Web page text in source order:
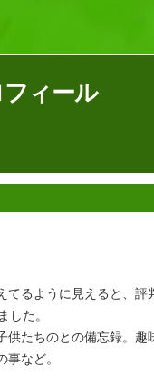
ィール
てるように見えると、
した。
供たちのとの備忘録。趣
事など。